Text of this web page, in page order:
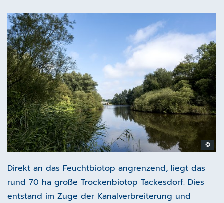
©
Direkt an das Feuchtbiotop angrenzend, liegt das
rund 70 ha große Trockenbiotop Tackesdorf. Dies
entstand im Zuge der Kanalverbreiterung und